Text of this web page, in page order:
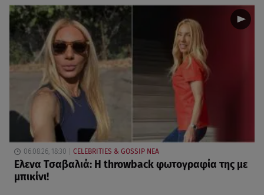
06.08.26, 18:30 CELEBRITIES & GOSSIP ΝΕΑ
Ελενα Τσαβαλιά: Η throwback φωτογραφία της με
μπικίνι!